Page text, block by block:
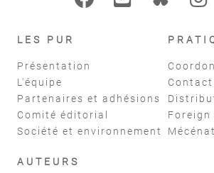
LES PUR
Présentation
L'équipe
Partenaires et adhésions
Comité éditorial
Société et environnement
Contact
Foreign
Mécénat
AUTEURS